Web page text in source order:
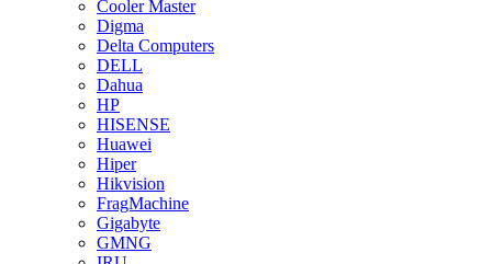
Cooler Master
Digma
Delta Computers
DELL
Dahua
HP
HISENSE
Huawei
Hiper
Hikvision
FragMachine
Gigabyte
GMNG